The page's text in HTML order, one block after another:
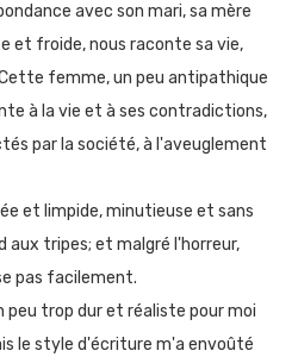
avec son mari, sa mère
et froide, nous raconte sa vie,
femme, un peu antipathique
à la vie et à ses contradictions,
par la société, à l'aveuglement
et limpide, minutieuse et sans
aux tripes; et malgré l'horreur,
pas facilement.
trop dur et réaliste pour moi
le style d'écriture m'a envoûté